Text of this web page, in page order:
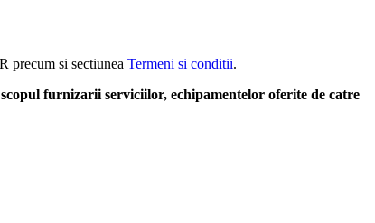
precum si sectiunea Termeni si conditii.
furnizarii serviciilor, echipamentelor oferite de catre